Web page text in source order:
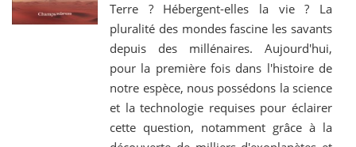
Terre ? Hébergent-elles la vie ? La
pluralité des mondes fascine les savants
depuis des millénaires. Aujourd'hui,
pour la première fois dans l'histoire de
notre espèce, nous possédons la science
et la technologie requises pour éclairer
cette question, notamment grâce à la